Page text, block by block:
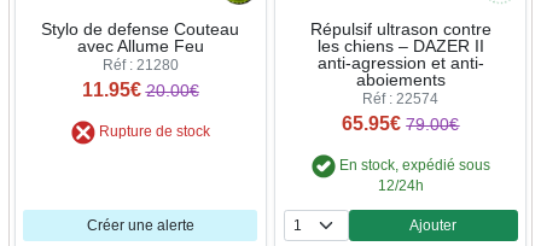
Stylo de defense Couteau
avec Allume Feu
Réf : 21280
11.95€ 20.00€
Rupture de stock
Créer une alerte
Répulsif ultrason contre
les chiens – DAZER II
anti-agression et anti-
aboiements
Réf : 22574
65.95€ 79.00€
En stock, expédié sous
12/24h
Quantité
Ajouter